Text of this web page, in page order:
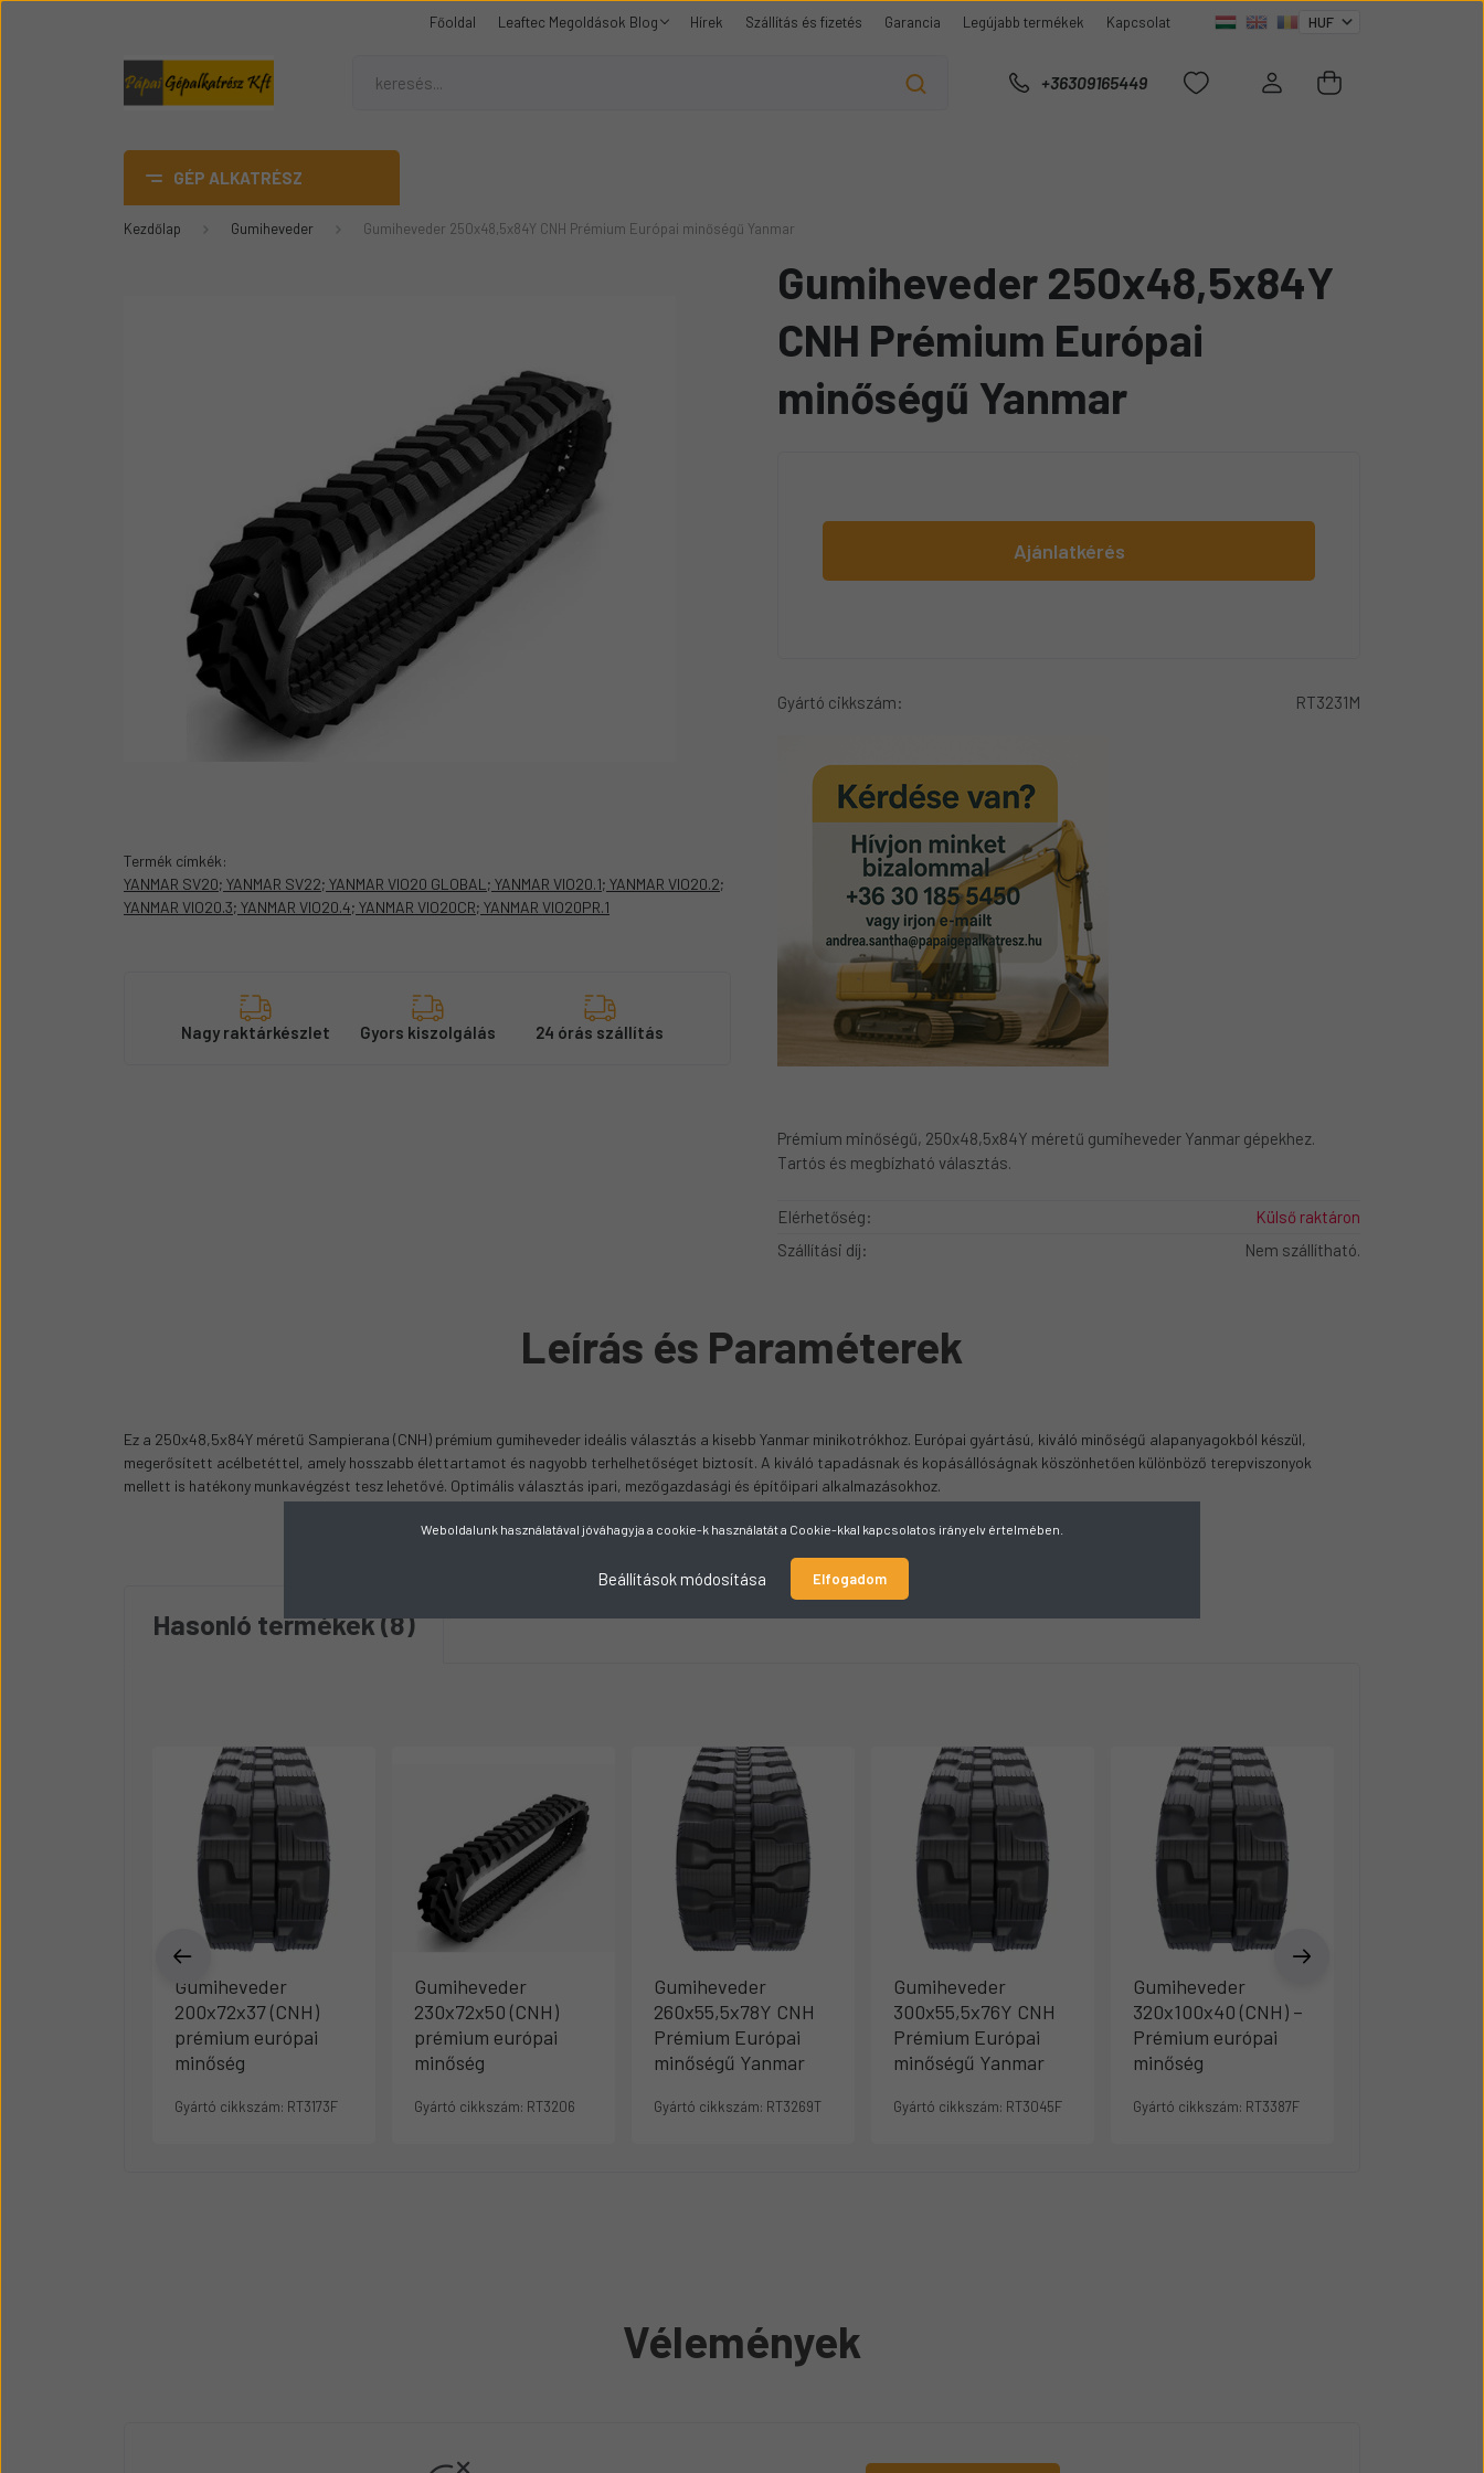
Főoldal Leaftec Megoldások Blog Hírek Szállítás és fizetés Garancia Legújabb termékek Kapcsolat
+36309165449
GÉP ALKATRÉSZ
AdBlue
Üzemanyag adagolók
Motor alkatrész
Körmök
Kezdőlap Gumiheveder Gumiheveder 250x48,5x84Y CNH Prémium Európai minőségű Yanmar
Termék címkék:
YANMAR SV20; YANMAR SV22; YANMAR VIO20 GLOBAL; YANMAR VIO20.1; YANMAR VIO20.2;
YANMAR VIO20.3; YANMAR VIO20.4; YANMAR VIO20CR; YANMAR VIO20PR.1
Nagy raktárkészlet Gyors kiszolgálás 24 órás szállítás
Gumiheveder 250x48,5x84Y
CNH Prémium Európai
minőségű Yanmar
Ajánlatkérés
Gyártó cikkszám: RT3231M
Prémium minőségű, 250x48,5x84Y méretű gumiheveder Yanmar gépekhez.
Tartós és megbízható választás.
Elérhetőség:
Külső raktáron
Szállítási díj:
Nem szállítható.
Leírás és Paraméterek
Ez a 250x48,5x84Y méretű Sampierana (CNH) prémium gumiheveder ideális választás a kisebb Yanmar minikotrókhoz. Európai gyártású, kiváló minőségű alapanyagokból készül,
megerősített acélbetéttel, amely hosszabb élettartamot és nagyobb terhelhetőséget biztosít. A kiváló tapadásnak és kopásállóságnak köszönhetően különböző terepviszonyok
mellett is hatékony munkavégzést tesz lehetővé. Optimális választás ipari, mezőgazdasági és építőipari alkalmazásokhoz.
Hasonló termékek 8
Gumiheveder
200x72x37 (CNH)
prémium európai
minőség
Gyártó cikkszám: RT3173F
Gumiheveder
230x72x50 (CNH)
prémium európai
minőség
Gyártó cikkszám: RT3206
Gumiheveder
260x55,5x78Y CNH
Prémium Európai
minőségű Yanmar
Gyártó cikkszám: RT3269T
Gumiheveder
300x55,5x76Y CNH
Prémium Európai
minőségű Yanmar
Gyártó cikkszám: RT3045F
Gumiheveder
320x100x40 (CNH) –
Prémium európai
minőség
Gyártó cikkszám: RT3387F
Vélemények
Weboldalunk használatával jóváhagyja a cookie-k használatát a Cookie-kkal kapcsolatos irányelv értelmében.
Beállítások módosítása Elfogadom